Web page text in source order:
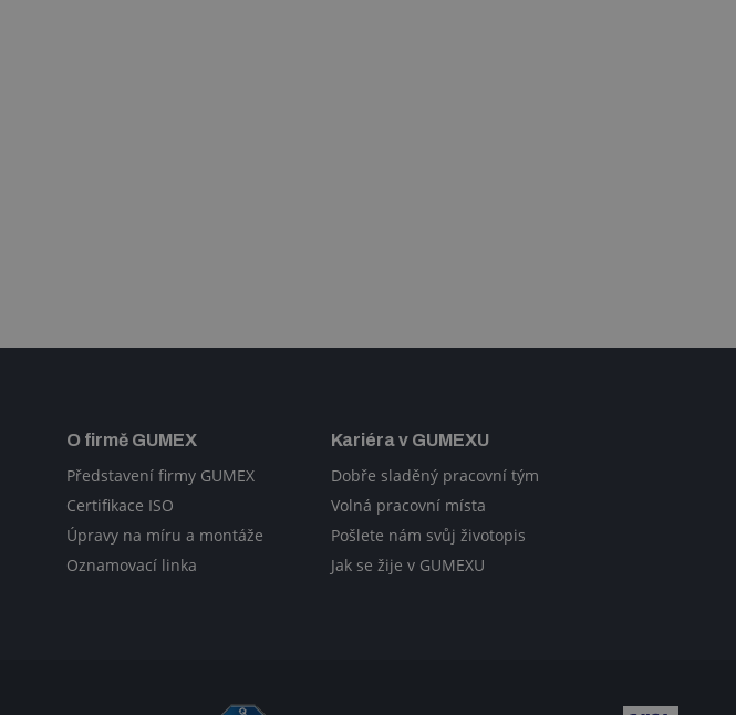
O firmě GUMEX
Představení firmy GUMEX
Certifikace ISO
Úpravy na míru a montáže
Oznamovací linka
Kariéra v GUMEXU
Dobře sladěný pracovní tým
Volná pracovní místa
Pošlete nám svůj životopis
Jak se žije v GUMEXU